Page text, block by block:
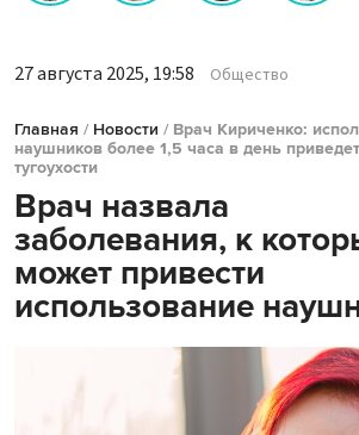
27 августа 2025, 19:58 Общество
Главная / Новости / Врач Кириченко:
наушников более 1,5 часа в день
тугоухости
Врач назвала
заболевания, к
может привести
использование